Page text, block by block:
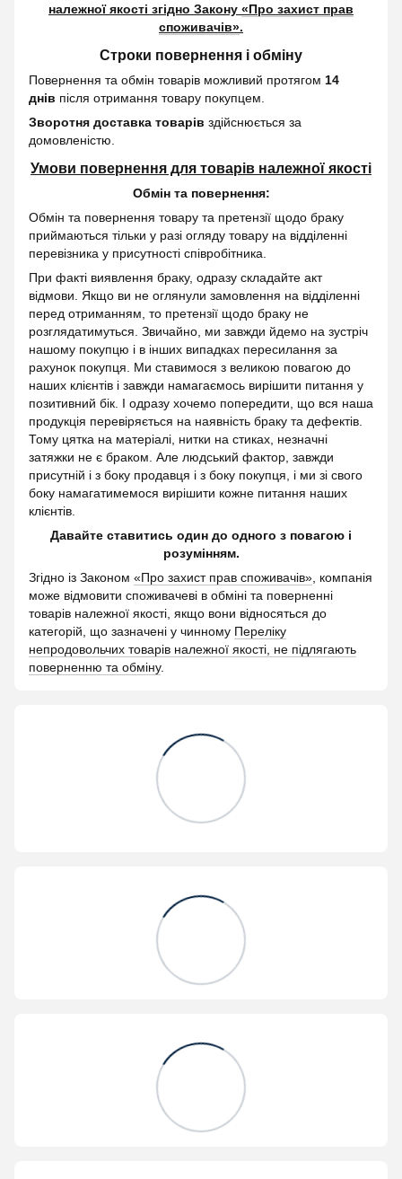
належної якості згідно Закону «Про захист прав
споживачів».
Строки повернення і обміну
Повернення та обмін товарів можливий протягом 14
днів після отримання товару покупцем.
Зворотня доставка товарів здійснюється за
домовленістю.
Умови повернення для товарів належної якості
Обмін та повернення:
Обмін та повернення товару та претензії щодо браку
приймаються тільки у разі огляду товару на відділенні
перевізника у присутності співробітника.
При факті виявлення браку, одразу складайте акт
відмови. Якщо ви не оглянули замовлення на відділенні
перед отриманням, то претензії щодо браку не
розглядатимуться. Звичайно, ми завжди йдемо на зустріч
нашому покупцю і в інших випадках пересилання за
рахунок покупця. Ми ставимося з великою повагою до
наших клієнтів і завжди намагаємось вирішити питання у
позитивний бік. І одразу хочемо попередити, що вся наша
продукція перевіряється на наявність браку та дефектів.
Тому цятка на матеріалі, нитки на стиках, незначні
затяжки не є браком. Але людський фактор, завжди
присутній і з боку продавця і з боку покупця, і ми зі свого
боку намагатимемося вирішити кожне питання наших
клієнтів.
Давайте ставитись один до одного з повагою і
розумінням.
Згідно із Законом «Про захист прав споживачів» , компанія
може відмовити споживачеві в обміні та поверненні
товарів належної якості, якщо вони відносяться до
категорій, що зазначені у чинному Переліку
непродовольчих товарів належної якості, не підлягають
поверненню та обміну.